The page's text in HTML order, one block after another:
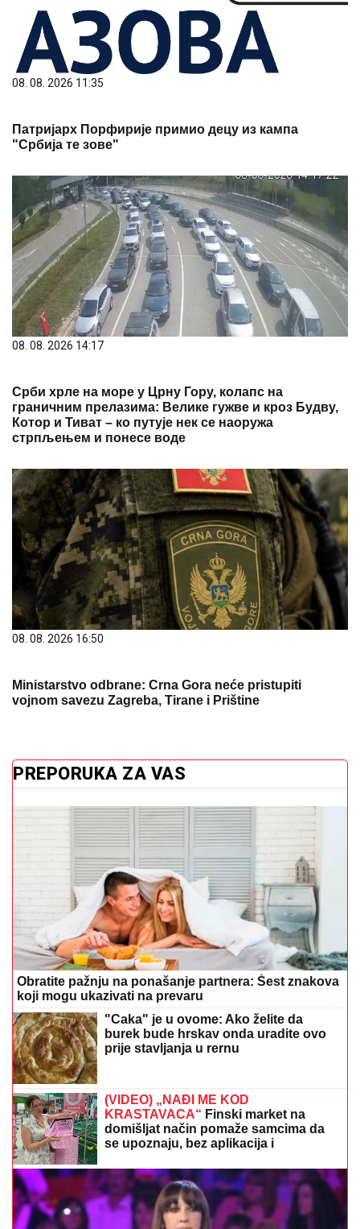
08. 08. 2026 11:35
Патријарх Порфирије примио децу из кампа
"Србија те зове"
08. 08. 2026 14:17
Срби хрле на море у Црну Гору, колапс на
граничним прелазима: Велике гужве и кроз Будву,
Котор и Тиват – ко путује нек се наоружа
стрпљењем и понесе воде
08. 08. 2026 16:50
Ministarstvo odbrane: Crna Gora neće pristupiti
vojnom savezu Zagreba, Tirane i Prištine
PREPORUKA ZA VAS
Obratite pažnju na ponašanje partnera: Šest znakova
koji mogu ukazivati na prevaru
"Caka" je u ovome: Ako želite da
burek bude hrskav onda uradite ovo
prije stavljanja u rernu
(VIDEO) „NAĐI ME KOD
KRASTAVACA“ Finski market na
domišljat način pomaže samcima da
se upoznaju, bez aplikacija i